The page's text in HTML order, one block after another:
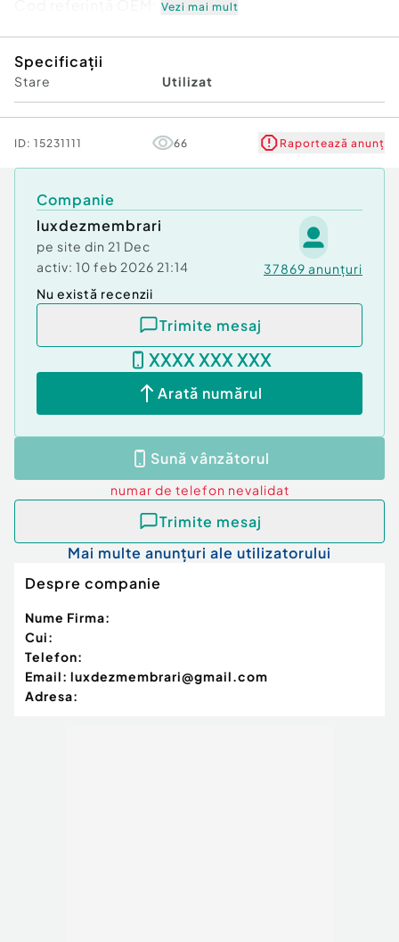
Cod referinţă OEM: 48677968
Garanție
Vezi mai mult
Specificații
Stare Utilizat
ID: 15231111 66 Raportează anunț
Companie
luxdezmembrari
pe site din 21 Dec
activ: 10 feb 2026 21:14 37869 anunțuri
Nu există recenzii
Trimite mesaj
XXXX XXX XXX
Arată numărul
Sună vânzătorul
numar de telefon nevalidat
Trimite mesaj
Mai multe anunțuri ale utilizatorului
Despre companie
Nume Firma:
Cui:
Telefon:
Email: luxdezmembrari@gmail.com
Adresa: